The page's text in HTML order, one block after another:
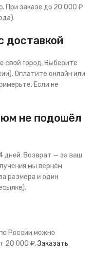
При заказе до 20 000 ₽
доставкой
свой город. Выберите
Оплатите онлайн или
Если не
не подошёл
дней. Возврат — за ваш
мы вернём
размера и один
России можно
20 000 ₽.Заказать